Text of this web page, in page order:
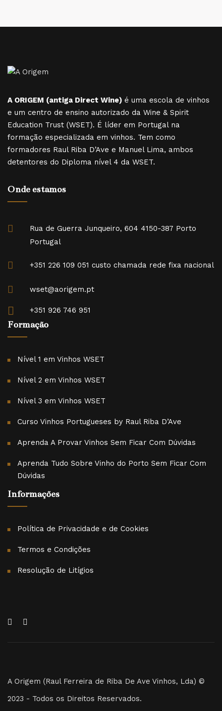
A ORIGEM (antiga Direct Wine) é uma escola de vinhos
e um centro de ensino autorizado da Wine & Spirit
Education Trust (WSET). É líder em Portugal na
formação especializada em vinhos. Tem como
formadores Raul Riba D’Ave e Manuel Lima, ambos
detentores do Diploma nível 4 da WSET.
Onde estamos
Rua de Guerra Junqueiro, 604 4150-387 Porto
Portugal
+351 226 109 051 custo chamada rede fixa nacional
wset@aorigem.pt
+351 926 746 951
Formação
Nível 1 em Vinhos WSET
Nível 2 em Vinhos WSET
Nível 3 em Vinhos WSET
Curso Vinhos Portugueses by Raul Riba D’Ave
Aprenda A Provar Vinhos Sem Ficar Com Dúvidas
Aprenda Tudo Sobre Vinho do Porto Sem Ficar Com
Dúvidas
Informações
Política de Privacidade e de Cookies
Termos e Condições
Resolução de Litígios
A Origem (Raul Ferreira de Riba De Ave Vinhos, Lda) ©
2023 - Todos os Direitos Reservados.